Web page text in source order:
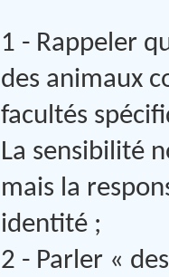
1 - Rappeler
des animaux
facultés
La sensibilité
mais la
identité ;
2 - Parler «